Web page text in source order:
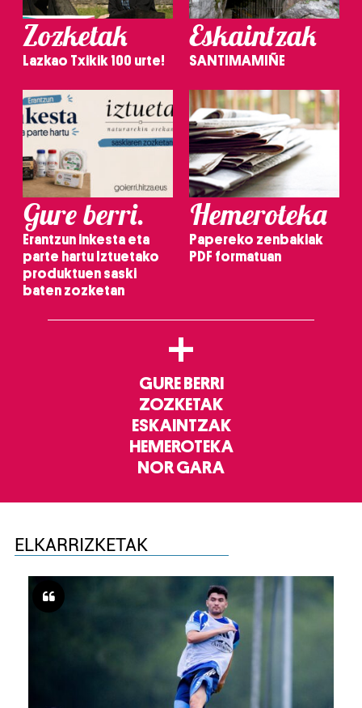
Zozketak
Lazkao Txikik 100 urte!
Eskaintzak
SANTIMAMIÑE
Gure berri.
Erantzun inkesta eta
parte hartu Iztuetako
produktuen saski
baten zozketan
Hemeroteka
Papereko zenbakiak
PDF formatuan
+
GURE BERRI
ZOZKETAK
ESKAINTZAK
HEMEROTEKA
NOR GARA
ELKARRIZKETAK